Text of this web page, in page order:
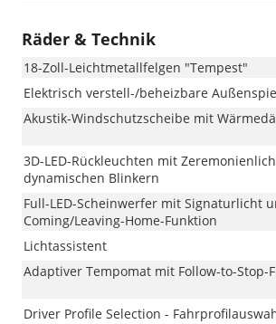
Räder & Technik
18-Zoll-Leichtmetallfelgen "Tempest"
Elektrisch verstell-/beheizbare
Akustik-Windschutzscheibe mit
3D-LED-Rückleuchten mit
dynamischen Blinkern
Full-LED-Scheinwerfer mit Signaturlicht
Coming/Leaving-Home-Funktion
Lichtassistent
Adaptiver Tempomat mit Follow-to-Stop-
Driver Profile Selection -